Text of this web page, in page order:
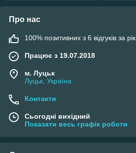
Про нас
100% позитивних з 6 відгуків за рік
Працює з 19.07.2018
м. Луцьк
Луцьк, Україна
Контакти
Сьогодні вихідний
Показати весь графік роботи